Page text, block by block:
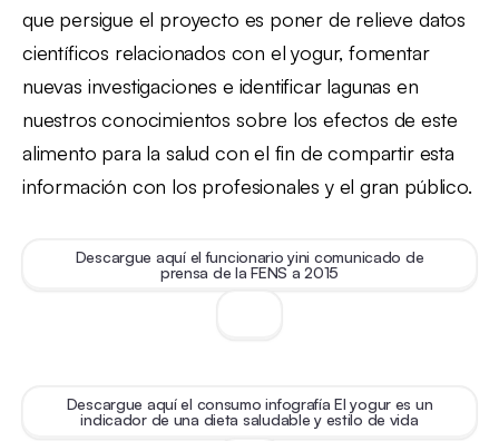
que persigue el proyecto es poner de relieve datos
científicos relacionados con el yogur, fomentar
nuevas investigaciones e identificar lagunas en
nuestros conocimientos sobre los efectos de este
alimento para la salud con el fin de compartir esta
información con los profesionales y el gran público.
Descargue aquí el funcionario yini comunicado de
prensa de la FENS a 2015
Descargue aquí el consumo infografía El yogur es un
indicador de una dieta saludable y estilo de vida